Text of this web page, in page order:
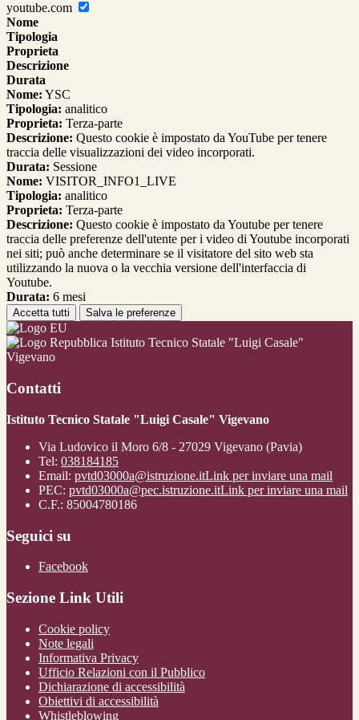
youtube.com
Nome
Tipologia
Proprieta
Descrizione
Durata
Nome: YSC
Tipologia: analitico
Proprieta: Terza-parte
Descrizione: Questo cookie è impostato da YouTube per tenere
traccia delle visualizzazioni dei video incorporati.
Durata: Sessione
Nome: VISITOR_INFO1_LIVE
Tipologia: analitico
Proprieta: Terza-parte
Descrizione: Questo cookie è impostato da Youtube per tenere
traccia delle preferenze dell'utente per i video di Youtube incorporati
nei siti; può anche determinare se il visitatore del sito web sta
utilizzando la nuova o la vecchia versione dell'interfaccia di
Youtube.
Durata: 6 mesi
Accetta tutti Salva le preferenze
Istituto Tecnico Statale "Luigi Casale"
Vigevano
Contatti
Istituto Tecnico Statale "Luigi Casale" Vigevano
Via Ludovico il Moro 6/8 - 27029 Vigevano (Pavia)
Tel: 038184185
Email: pvtd03000a@istruzione.itLink per inviare una mail
PEC: pvtd03000a@pec.istruzione.itLink per inviare una mail
C.F.: 85004780186
Seguici su
Facebook
Sezione Link Utili
Cookie policy
Note legali
Informativa Privacy
Ufficio Relazioni con il Pubblico
Dichiarazione di accessibilità
Obiettivi di accessibilità
Whistleblowing